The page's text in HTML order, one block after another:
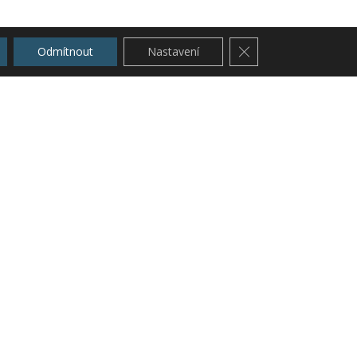
Odmítnout Nastavení Zavřít cookie lištu